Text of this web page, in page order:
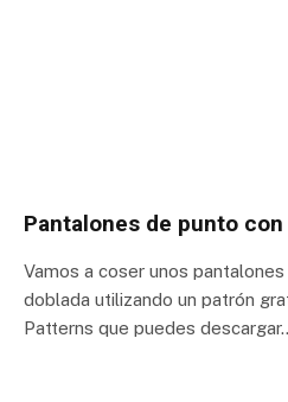
Pantalones de punto
Vamos a coser unos
doblada utilizando un patrón
Patterns que puedes